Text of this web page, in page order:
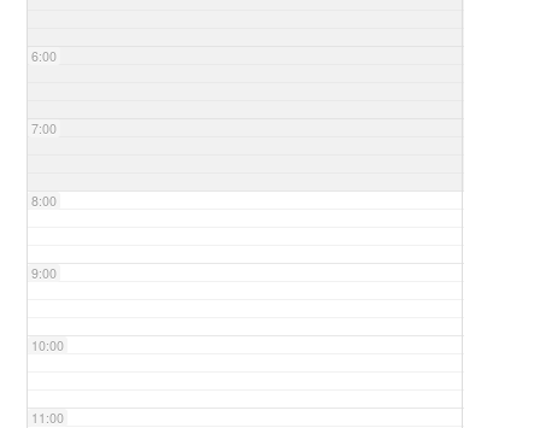
6:00
7:00
8:00
9:00
10:00
11:00